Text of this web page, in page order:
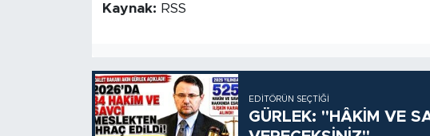
Kaynak: RSS
EDITÖRÜN SEÇTIĞI
GÜRLEK: "HÂKİM VE